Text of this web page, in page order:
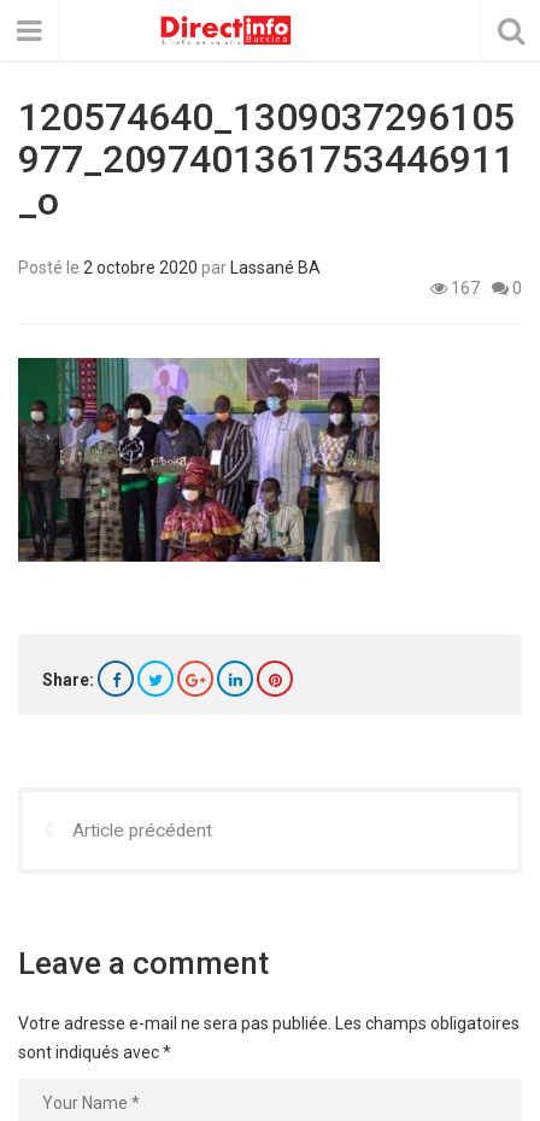
120574640_1309037296105
977_2097401361753446911
_o
Posté le 2 octobre 2020 par
Lassané BA
167
0
Share:
Article précédent
Leave a comment
Votre adresse e-mail ne sera pas publiée.
Les champs obligatoires
sont indiqués avec*